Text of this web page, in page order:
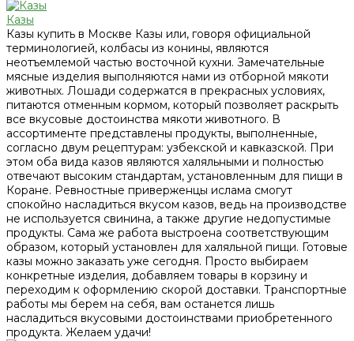
Казы
Казы купить в Москве Казы или, говоря официальной
терминологией, колбасы из конины, являются
неотъемлемой частью восточной кухни. Замечательные
мясные изделия выполняются нами из отборной мякоти
животных. Лошади содержатся в прекрасных условиях,
питаются отменным кормом, который позволяет раскрыть
все вкусовые достоинства мякоти животного. В
ассортименте представлены продукты, выполненные,
согласно двум рецептурам: узбекской и кавказской. При
этом оба вида казов являются халяльными и полностью
отвечают высоким стандартам, установленным для пищи в
Коране. Ревностные приверженцы ислама смогут
спокойно насладиться вкусом казов, ведь на производстве
не используется свинина, а также другие недопустимые
продукты. Сама же работа выстроена соответствующим
образом, который установлен для халяльной пищи. Готовые
казы можно заказать уже сегодня. Просто выбираем
конкретные изделия, добавляем товары в корзину и
переходим к оформлению скорой доставки. Транспортные
работы мы берем на себя, вам останется лишь
насладиться вкусовыми достоинствами приобретенного
продукта. Желаем удачи!